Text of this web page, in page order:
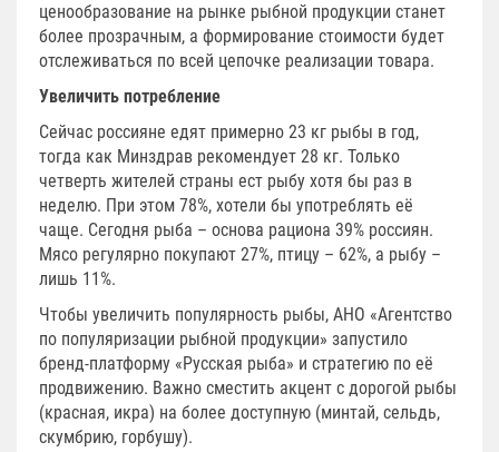
ценообразование на рынке рыбной продукции станет
более прозрачным, а формирование стоимости будет
отслеживаться по всей цепочке реализации товара.
Увеличить потребление
Сейчас россияне едят примерно 23 кг рыбы в год,
тогда как Минздрав рекомендует 28 кг. Только
четверть жителей страны ест рыбу хотя бы раз в
неделю. При этом 78%, хотели бы употреблять её
чаще. Сегодня рыба – основа рациона 39% россиян.
Мясо регулярно покупают 27%, птицу – 62%, а рыбу –
лишь 11%.
Чтобы увеличить популярность рыбы, АНО «Агентство
по популяризации рыбной продукции» запустило
бренд-платформу «Русская рыба» и стратегию по её
продвижению. Важно сместить акцент с дорогой рыбы
(красная, икра) на более доступную (минтай, сельдь,
скумбрию, горбушу).